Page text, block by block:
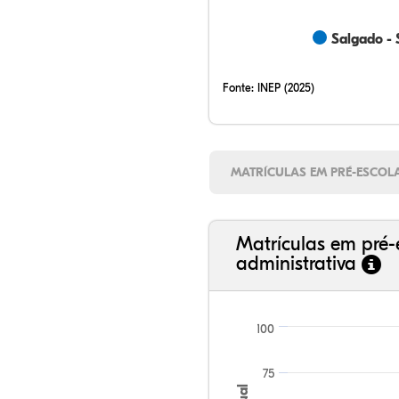
Salgado -
Fonte: INEP (2025)
MATRÍCULAS EM PRÉ-
Matrículas em
administrativa
75
100